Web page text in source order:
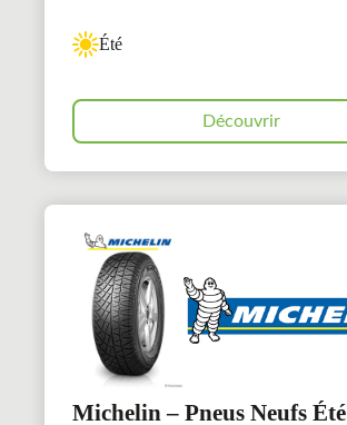
Été
Découvrir
Michelin – Pneus Neufs Été